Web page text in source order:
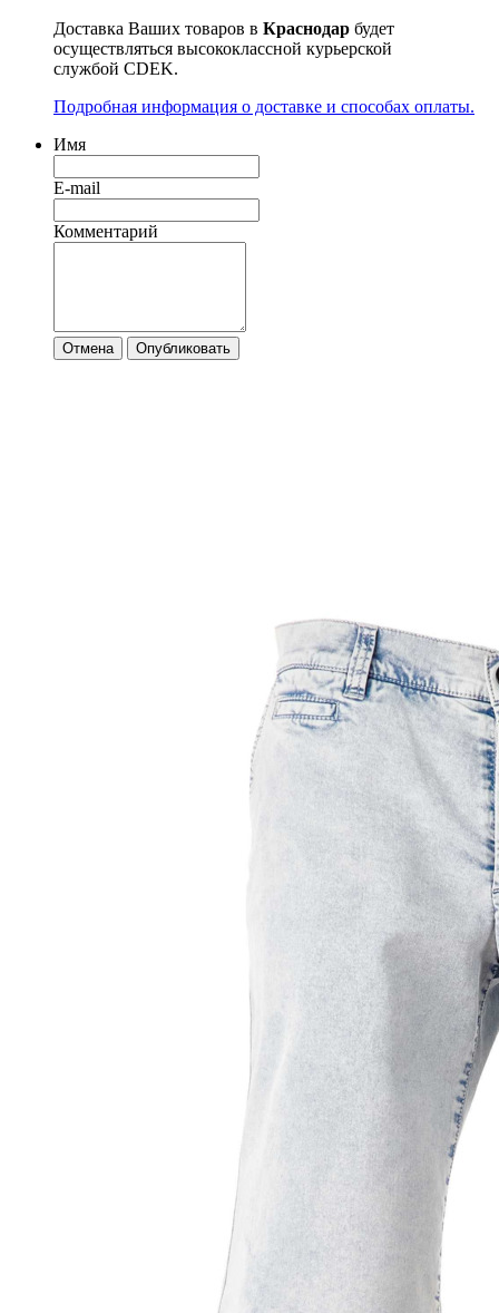
Доставка Ваших товаров в Краснодар будет
осуществляться высококлассной курьерской
службой CDEK.
Подробная информация о доставке и способах оплаты.
Имя
E-mail
Комментарий
Отмена Опубликовать